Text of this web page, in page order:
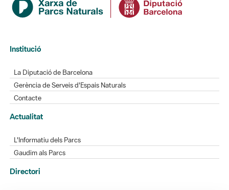
Institució
La Diputació de Barcelona
Gerència de Serveis d'Espais Naturals
Contacte
Actualitat
L'Informatiu dels Parcs
Gaudim als Parcs
Directori